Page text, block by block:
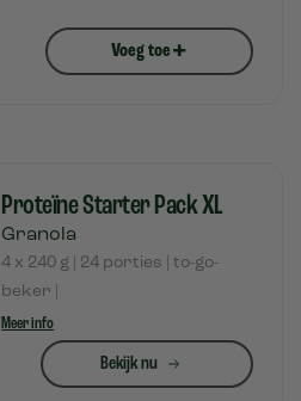
Voeg toe+
Proteïne Starter Pack XL
Granola
4 x 240 g | 24 porties | to-go-
beker |
Meer info
Bekijk nu